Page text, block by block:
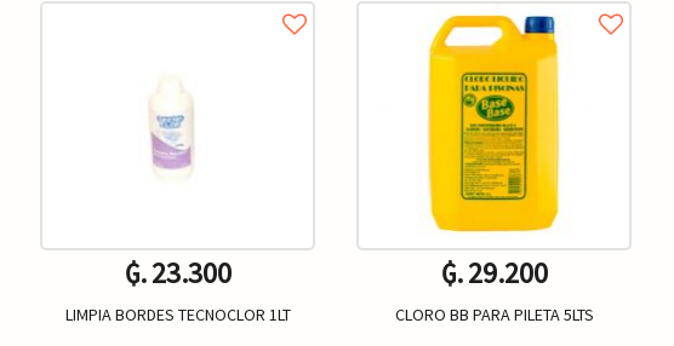
₲. 23.300
LIMPIA BORDES TECNOCLOR 1LT
₲. 29.200
CLORO BB PARA PILETA 5LTS